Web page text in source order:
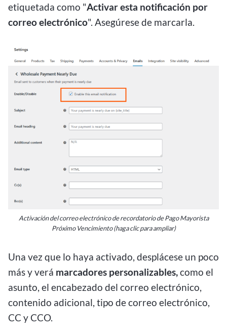
etiquetada como "Activar esta notificación por
correo electrónico". Asegúrese de marcarla.
Activación del correo electrónico de recordatorio de Pago Mayorista
Próximo Vencimiento (haga clic para ampliar)
Una vez que lo haya activado, desplácese un poco
más y verá marcadores personalizables,como el
asunto, el encabezado del correo electrónico,
contenido adicional, tipo de correo electrónico,
CC y CCO.